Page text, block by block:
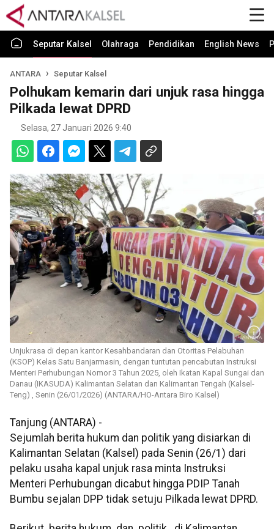
Seputar Kalsel Olahraga Pendidikan English News
ANTARA Seputar Kalsel
Polhukam kemarin dari unjuk rasa hingga
Pilkada lewat DPRD
Selasa, 27 Januari 2026 9:40
Unjukrasa di depan kantor Kesahbandaran dan Otoritas Pelabuhan
(KSOP) Kelas Satu Banjarmasin, dengan tuntutan pencabutan Instruksi
Menteri Perhubungan Nomor 3 Tahun 2025, oleh Ikatan Kapal Sungai dan
Danau (IKASUDA) Kalimantan Selatan dan Kalimantan Tengah (Kalsel-
Teng) , Senin (26/01/2026) (ANTARA/HO-Antara Biro Kalsel)
Tanjung (ANTARA) -
Sejumlah berita hukum dan politik yang disiarkan di
Kalimantan Selatan (Kalsel) pada Senin (26/1) dari
pelaku usaha kapal unjuk rasa minta Instruksi
Menteri Perhubungan dicabut hingga PDIP Tanah
Bumbu sejalan DPP tidak setuju Pilkada lewat DPRD.